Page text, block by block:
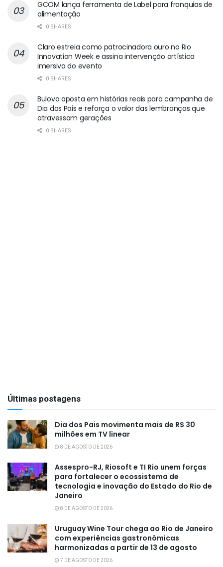
GCOM lança ferramenta de Label para franquias de
alimentação
0 SHARES
Claro estreia como patrocinadora ouro no Rio
Innovation Week e assina intervenção artística
imersiva do evento
0 SHARES
Bulova aposta em histórias reais para campanha de
Dia dos Pais e reforça o valor das lembranças que
atravessam gerações
0 SHARES
Últimas postagens
Dia dos Pais movimenta mais de R$ 30
milhões em TV linear
8 DE AGOSTO DE 2026
Assespro-RJ, Riosoft e TI Rio unem forças
para fortalecer o ecossistema de
tecnologia e inovação do Estado do Rio de
Janeiro
8 DE AGOSTO DE 2026
Uruguay Wine Tour chega ao Rio de Janeiro
com experiências gastronômicas
harmonizadas a partir de 13 de agosto
7 DE AGOSTO DE 2026